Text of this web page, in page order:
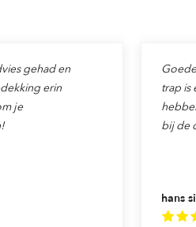
gehad en
erin
je
hans
trap is
bij de